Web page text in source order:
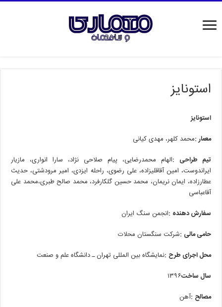
استونایز‭
استونایز‭
معمار‭:‬‭ ‬محمد‭ ‬کلهر،‭ ‬مهدی‭ ‬کیانی
تیم‭ ‬طراحی‭:‬
‭ ‬الهام‭ ‬محمدرضایی،‭ ‬پیام‭ ‬صلاحی‭ ‬نژاد،‭ ‬سارا‭ ‬انواری،‭ ‬مازیار‭
‬ایراندوست،‭ ‬امین‭ ‬آقاقلیزاده،‭ ‬علی‭ ‬رضوی،‭ ‬راحله‭ ‬ایزدی،‭ ‬امیر‭ ‬مرودشتی،‭ ‬حدیث‭
‬آقاعباسی
سفارش‭ ‬دهنده‭:‬
حامی‭ ‬مالی‭:‬
محل‭ ‬اجرای‭ ‬طرح‭:‬
سال‭ ‬ساخت‭ ‬
۱۳۹۶
مصالح‭:‬